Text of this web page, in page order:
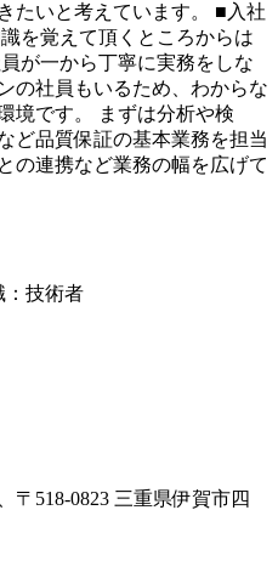
たいと考えています。 ■入社
を覚えて頂くところからは
が一から丁寧に実務をしな
の社員もいるため、わからな
境です。 まずは分析や検
ど品質保証の基本業務を担当
の連携など業務の幅を広げて
： 技術者
〒518-0823 三重県伊賀市四